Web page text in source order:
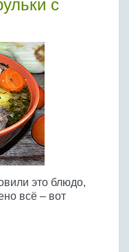
с
это блюдо,
всё – вот